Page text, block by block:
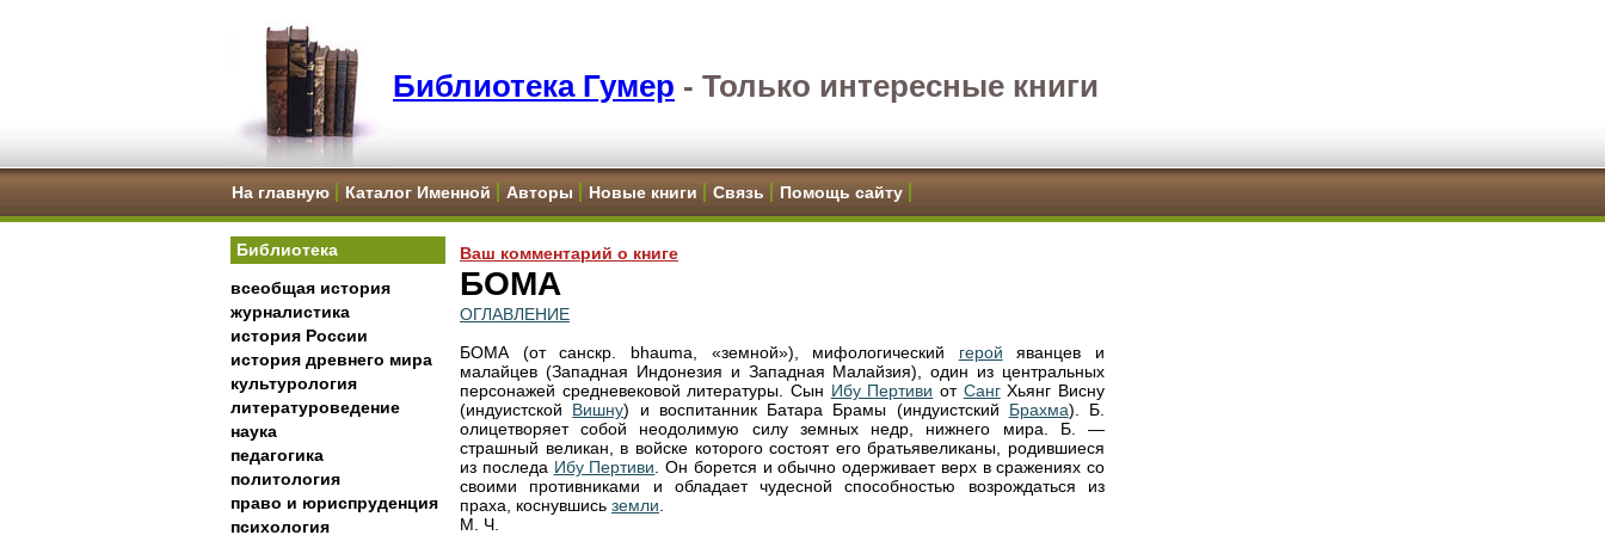
Библиотека Гумер - Только интересные книги
На главную Каталог Именной Авторы Новые книги Связь Помощь сайту
Библиотека
всеобщая история
журналистика
история России
история древнего мира
культурология
литературоведение
наука
педагогика
политология
право и юриспруденция
психология
Ваш комментарий о книге
БОМА
ОГЛАВЛЕНИЕ
БОМА (от санскр. bhauma, «земной»), мифологический герой яванцев и
малайцев (Западная Индонезия и Западная Малайзия), один из центральных
персонажей средневековой литературы. Сын Ибу Пертиви от СангХьянг Висну
(индуистской Вишну) и воспитанник Батара Брамы (индуистский Брахма). Б.
олицетворяет собой неодолимую силу земных недр, нижнего мира. Б. —
страшный великан, в войске которого состоят его братьявеликаны, родившиеся
из последа Ибу Пертиви . Он борется и обычно одерживает верх в сражениях со
своими противниками и обладает чудесной способностью возрождаться из
праха, коснувшись земли
М. Ч.